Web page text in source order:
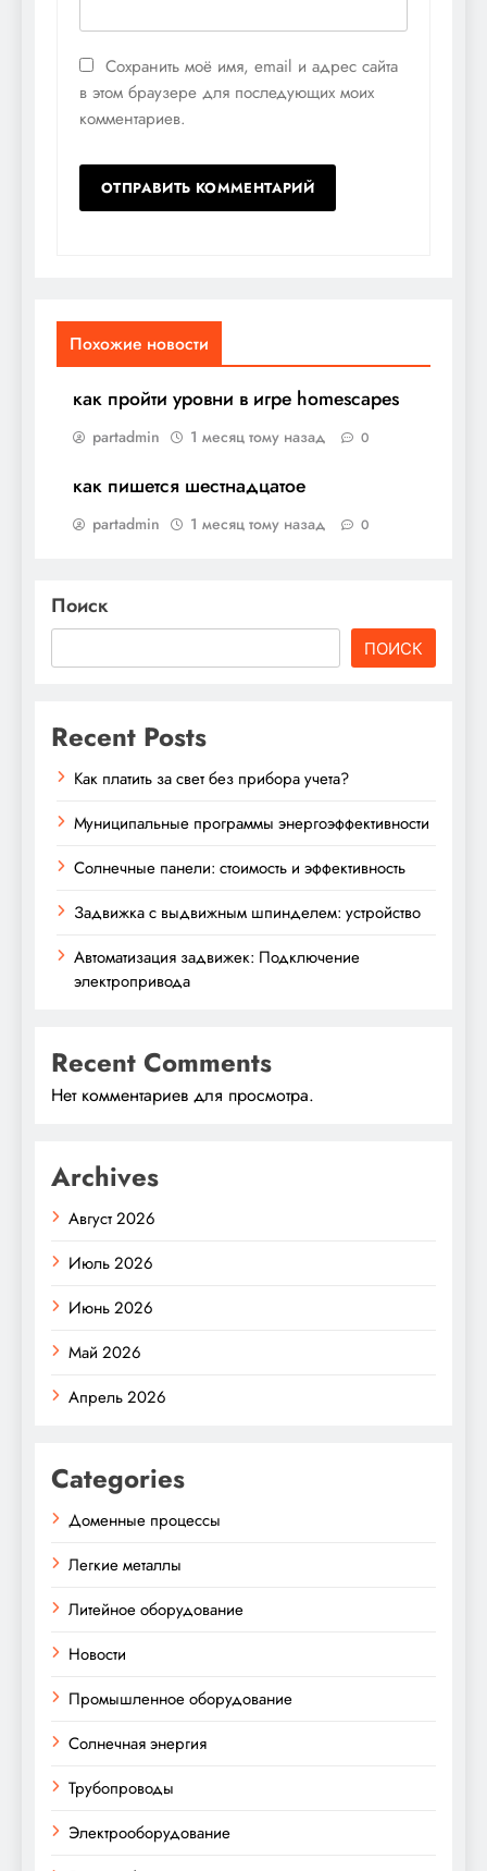
Сохранить моё имя, email и адрес сайта
в этом браузере для последующих моих
комментариев.
Похожие новости
как пройти уровни в игре homescapes
partadmin 1 месяц тому назад 0
как пишется шестнадцатое
partadmin 1 месяц тому назад 0
Поиск
ПОИСК
Recent Posts
Как платить за свет без прибора учета?
Муниципальные программы энергоэффективности
Солнечные панели: стоимость и эффективность
Задвижка с выдвижным шпинделем: устройство
Автоматизация задвижек: Подключение
электропривода
Recent Comments
Нет комментариев для просмотра.
Archives
Август 2026
Июль 2026
Июнь 2026
Май 2026
Апрель 2026
Categories
Доменные процессы
Легкие металлы
Литейное оборудование
Новости
Промышленное оборудование
Солнечная энергия
Трубопроводы
Электрооборудование